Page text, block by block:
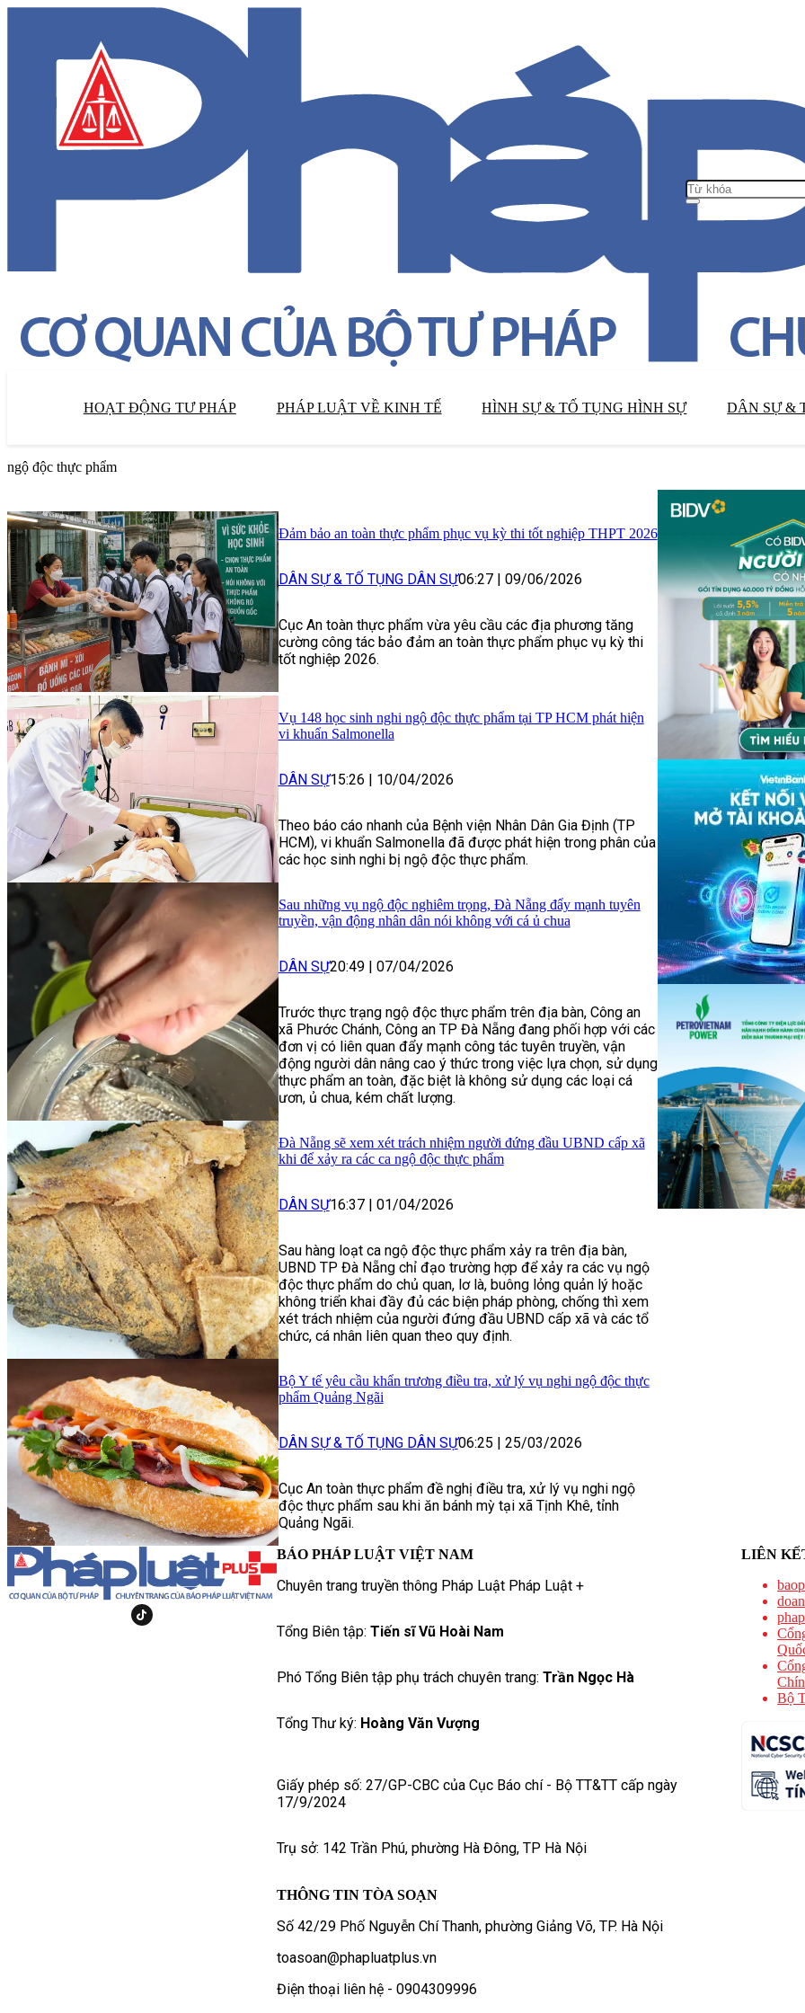
HOẠT ĐỘNG TƯ PHÁP PHÁP LUẬT VỀ KINH TẾ HÌNH SỰ & TỐ TỤNG HÌNH SỰ DÂN SỰ &
ngộ độc thực phẩm
Đảm bảo an toàn thực phẩm phục vụ kỳ thi tốt nghiệp THPT 2026
DÂN SỰ & TỐ TỤNG DÂN SỰ06:27 | 09/06/2026
Cục An toàn thực phẩm vừa yêu cầu các địa phương tăng
cường công tác bảo đảm an toàn thực phẩm phục vụ kỳ thi
tốt nghiệp 2026.
Vụ 148 học sinh nghi ngộ độc thực phẩm tại TP HCM phát hiện
vi khuẩn Salmonella
DÂN SỰ15:26 | 10/04/2026
Theo báo cáo nhanh của Bệnh viện Nhân Dân Gia Định (TP
HCM), vi khuẩn Salmonella đã được phát hiện trong phân của
các học sinh nghi bị ngộ độc thực phẩm.
Sau những vụ ngộ độc nghiêm trọng, Đà Nẵng đẩy mạnh tuyên
truyền, vận động nhân dân nói không với cá ủ chua
DÂN SỰ20:49 | 07/04/2026
Trước thực trạng ngộ độc thực phẩm trên địa bàn, Công an
xã Phước Chánh, Công an TP Đà Nẵng đang phối hợp với các
đơn vị có liên quan đẩy mạnh công tác tuyên truyền, vận
động người dân nâng cao ý thức trong việc lựa chọn, sử dụng
thực phẩm an toàn, đặc biệt là không sử dụng các loại cá
ươn, ủ chua, kém chất lượng.
Đà Nẵng sẽ xem xét trách nhiệm người đứng đầu UBND cấp xã
khi để xảy ra các ca ngộ độc thực phẩm
DÂN SỰ16:37 | 01/04/2026
Sau hàng loạt ca ngộ độc thực phẩm xảy ra trên địa bàn,
UBND TP Đà Nẵng chỉ đạo trường hợp để xảy ra các vụ ngộ
độc thực phẩm do chủ quan, lơ là, buông lỏng quản lý hoặc
không triển khai đầy đủ các biện pháp phòng, chống thì xem
xét trách nhiệm của người đứng đầu UBND cấp xã và các tổ
chức, cá nhân liên quan theo quy định.
Bộ Y tế yêu cầu khẩn trương điều tra, xử lý vụ nghi ngộ độc thực
phẩm Quảng Ngãi
DÂN SỰ & TỐ TỤNG DÂN SỰ06:25 | 25/03/2026
Cục An toàn thực phẩm đề nghị điều tra, xử lý vụ nghi ngộ
độc thực phẩm sau khi ăn bánh mỳ tại xã Tịnh Khê, tỉnh
Quảng Ngãi.
BÁO PHÁP LUẬT VIỆT NAM
Chuyên trang truyền thông Pháp Luật Pháp Luật +
Tổng Biên tập: Tiến sĩ Vũ Hoài Nam
Phó Tổng Biên tập phụ trách chuyên trang: Trần Ngọc Hà
Tổng Thư ký: Hoàng Văn Vượng
Giấy phép số: 27/GP-CBC của Cục Báo chí - Bộ TT&TT cấp ngày
17/9/2024
Trụ sở: 142 Trần Phú, phường Hà Đông, TP Hà Nội
THÔNG TIN TÒA SOẠN
Số 42/29 Phố Nguyễn Chí Thanh, phường Giảng Võ, TP. Hà Nội
toasoan@phapluatplus.vn
Điện thoại liên hệ - 0904309996
LIÊN
Bộ